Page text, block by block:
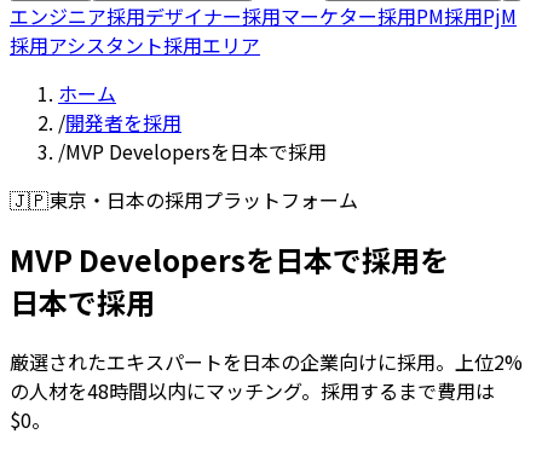
エンジニア採用デザイナー採用マーケター採用PM採用PjM
採用アシスタント採用エリア
ホーム
/開発者を採用
/MVP Developersを日本で採用
🇯🇵東京・日本の採用プラットフォーム
MVP Developersを日本で採用を
日本で採用
厳選されたエキスパートを日本の企業向けに採用。上位2%
の人材を48時間以内にマッチング。採用するまで費用は
$0。